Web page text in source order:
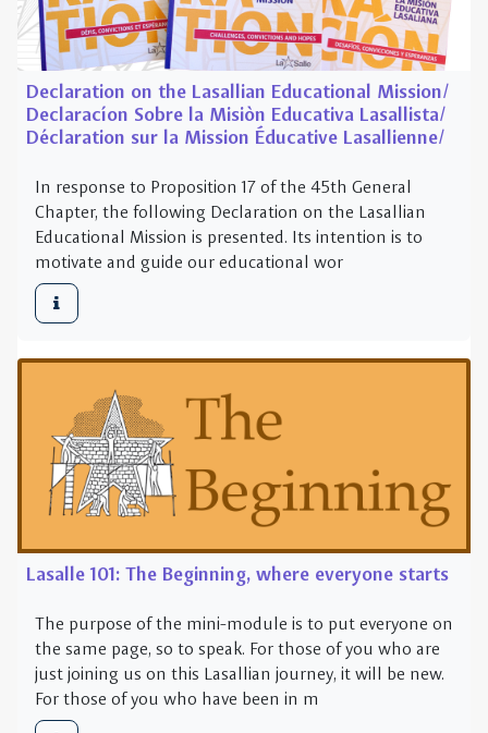
In response to Proposition 17 of the 45th General
Chapter, the following Declaration on the Lasallian
Educational Mission is presented. Its intention is to
motivate and guide our educational wor
Lasalle 101: The Beginning, where everyone starts
The purpose of the mini-module is to put everyone on
the same page, so to speak. For those of you who are
just joining us on this Lasallian journey, it will be new.
For those of you who have been in m